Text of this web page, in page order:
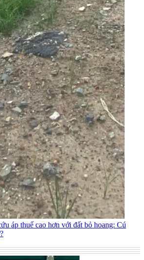
áp thuế cao hơn với đất bỏ hoang: Cú